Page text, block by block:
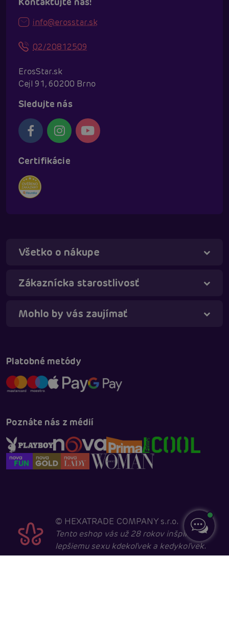
info@erosstar.sk
02/20812509
ErosStar.sk
Cejl 91, 60200 Brno
Sledujte nás
Certifikácie
Všetko o nákupe
Zákaznícka starostlivosť
Mohlo by vás zaujímať
Platobné metódy
Poznáte nás z médií
© HEXATRADE COMPANY s.r.o.
Tento eshop vás už 28 rokov inšpiruje k
lepšiemu sexu kdekoľvek a kedykoľvek.
Táňa - virtuálna asistentka